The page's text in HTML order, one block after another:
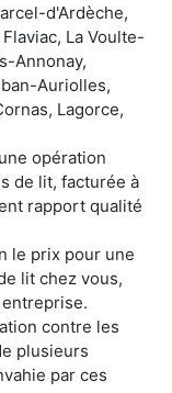
d'Ardèche,
La Voulte-
Annonay,
Auriolles,
Lagorce,
opération
de lit, facturée à
rapport qualité
le prix pour une
lit chez vous,
contre les
plusieurs
par ces